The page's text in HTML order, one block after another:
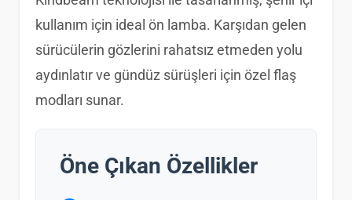
kullanım için ideal ön lamba. Karşıdan gelen
sürücülerin gözlerini rahatsız etmeden yolu
aydınlatır ve gündüz sürüşleri için özel flaş
modları sunar.
Öne Çıkan Özellikler